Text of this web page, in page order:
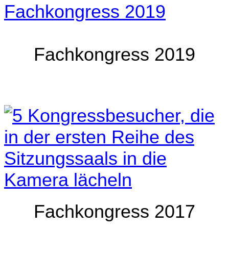
Fachkongress 2019
Fachkongress 2017